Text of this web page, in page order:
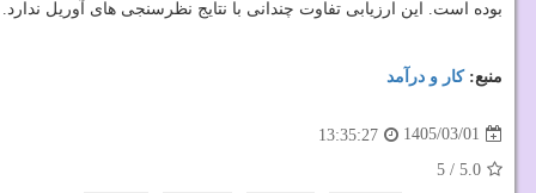
بوده است. این ارزیابی تفاوت چندانی با نتایج نظرسنجی های آوریل ندارد.
منبع:كار و درآمد
1405/03/01
13:35:27
5.0
/
5